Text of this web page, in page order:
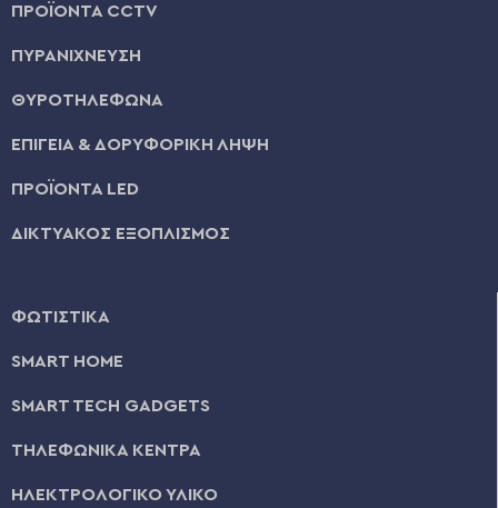
ΠΡΟΪΟΝΤΑ CCTV
ΠΥΡΑΝΙΧΝΕΥΣΗ
ΘΥΡΟΤΗΛΕΦΩΝΑ
ΕΠΙΓΕΙΑ & ΔΟΡΥΦΟΡΙΚΗ ΛΗΨΗ
ΠΡΟΪΟΝΤΑ LED
ΔΙΚΤΥΑΚΟΣ ΕΞΟΠΛΙΣΜΟΣ
ΦΩΤΙΣΤΙΚΑ
SMART HOME
SMART TECH GADGETS
ΤΗΛΕΦΩΝΙΚΑ ΚΕΝΤΡΑ
ΗΛΕΚΤΡΟΛΟΓΙΚΟ ΥΛΙΚΟ